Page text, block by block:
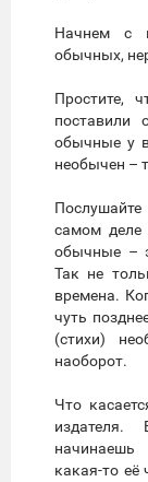
Начнем с
обычных,
Простите,
поставили
обычные у
необычен –
самом деле
обычные –
Так не
времена.
чуть
(стихи)
наоборот.
Что
начинаешь
какая-то её